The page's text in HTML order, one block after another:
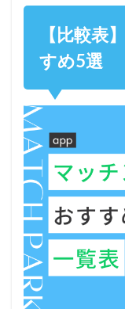
【比較表
すめ5選